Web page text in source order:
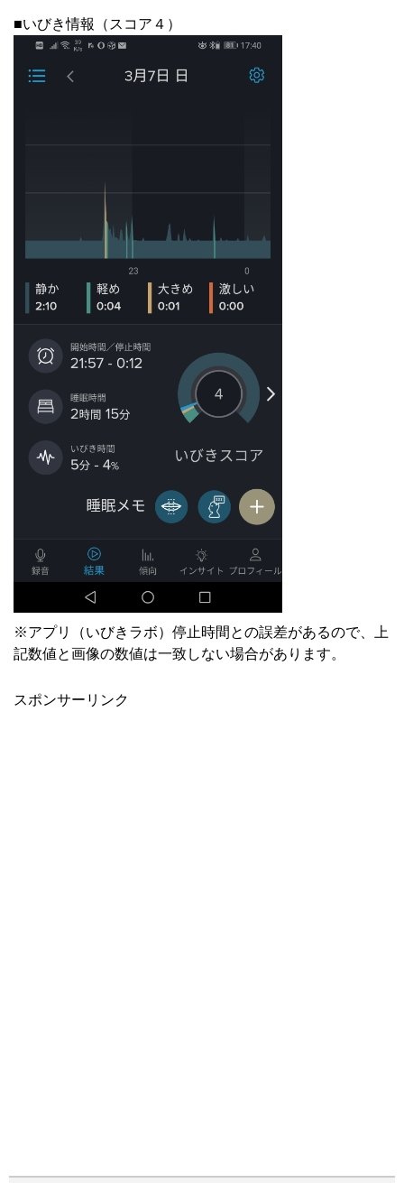
■いびき情報（スコア４）
※アプリ（いびきラボ）停止時間との誤差があるので、上
記数値と画像の数値は一致しない場合があります。
スポンサーリンク